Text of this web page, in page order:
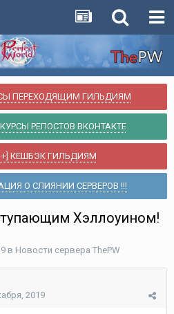
ПЕРЕХОДЯЩИМ ГИЛЬДИЯМ
РЕПОСТОВ ВКОНТАКТЕ
+] КЕШБЭК ГИЛЬДИЯМ
О СЛИЯНИИ СЕРВЕРОВ !!!
Хэллоуином!
в Новости сервера ThePW
2019